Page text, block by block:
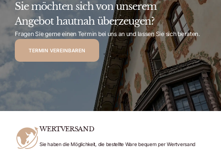
Sie möchten sich von unserem
Angebot hautnah überzeugen?
Fragen Sie gerne einen Termin bei uns an und lassen Sie sich beraten.
TERMIN VEREINBAREN
WERTVERSAND
Sie haben die Möglichkeit, die bestellte Ware bequem per Wertversand